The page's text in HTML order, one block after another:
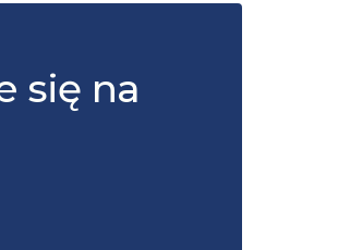
się na